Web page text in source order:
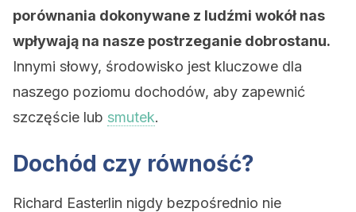
porównania dokonywane z ludźmi wokół nas
wpływają na nasze postrzeganie dobrostanu.
Innymi słowy, środowisko jest kluczowe dla
naszego poziomu dochodów, aby zapewnić
szczęście lub smutek.
Dochód czy równość?
Richard Easterlin nigdy bezpośrednio nie